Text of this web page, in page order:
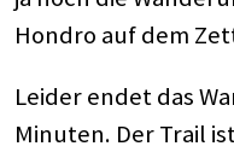
Hondro auf dem
Leider endet das
Minuten. Der Trail